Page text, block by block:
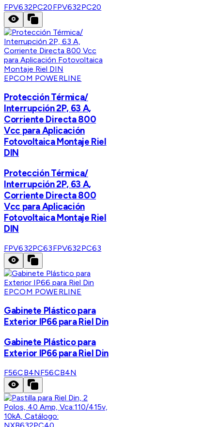
FPV632PC20FPV632PC20
EPCOM POWERLINE
Protección Térmica/
Interrupción 2P, 63 A,
Corriente Directa 800
Vcc para Aplicación
Fotovoltaica Montaje Riel
DIN
Protección Térmica/
Interrupción 2P, 63 A,
Corriente Directa 800
Vcc para Aplicación
Fotovoltaica Montaje Riel
DIN
FPV632PC63FPV632PC63
EPCOM POWERLINE
Gabinete Plástico para
Exterior IP66 para Riel Din
Gabinete Plástico para
Exterior IP66 para Riel Din
F56CB4NF56CB4N